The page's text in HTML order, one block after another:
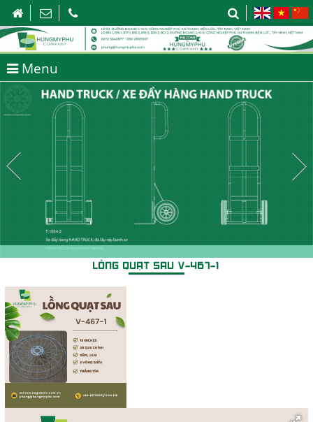
Menu
LỒNG QUẠT SAU V-467-1